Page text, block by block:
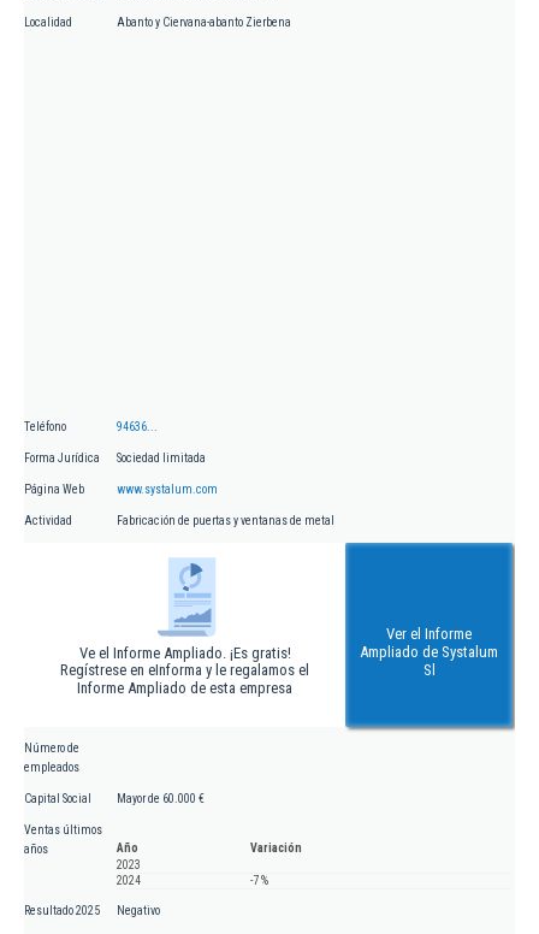
Localidad Abanto y Ciervana-abanto Zierbena
Teléfono 94636...
Forma Jurídica Sociedad limitada
Página Web www.systalum.com
Actividad Fabricación de puertas y ventanas de metal
Ve el Informe Ampliado. ¡Es gratis!
Regístrese en eInforma y le regalamos el
Informe Ampliado de esta empresa
Ver el Informe
Ampliado de Systalum
Sl
Número de
empleados
Capital Social Mayor de 60.000 €
Ventas últimos
años
Año
Variación
2023
2024
-7 %
Resultado 2025 Negativo